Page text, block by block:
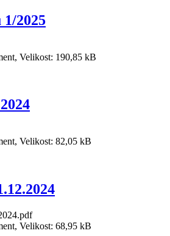
2025
Velikost: 190,85 kB
Velikost: 82,05 kB
Velikost: 68,95 kB